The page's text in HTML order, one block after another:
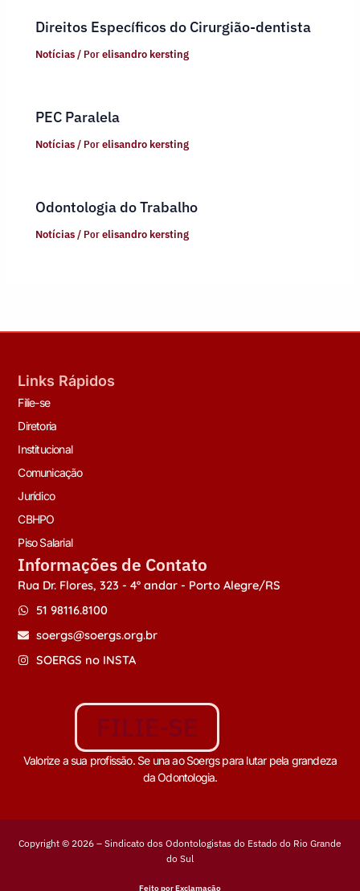
Direitos Específicos do Cirurgião-dentista
Notícias/ Porelisandro kersting
PEC Paralela
Notícias/ Porelisandro kersting
Odontologia do Trabalho
Notícias/ Porelisandro kersting
Links Rápidos
Filie-se
Diretoria
Institucional
Comunicação
Jurídico
CBHPO
Piso Salarial
Informações de Contato
Rua Dr. Flores, 323 - 4º andar - Porto Alegre/RS
51 98116.8100
soergs@soergs.org.br
SOERGS no INSTA
FILIE-SE
Valorize a sua profissão. Se una ao Soergs para lutar pela grandeza
da Odontologia.
Copyright © 2026 – Sindicato dos Odontologistas do Estado do Rio Grande
do Sul
Feito por Exclamação